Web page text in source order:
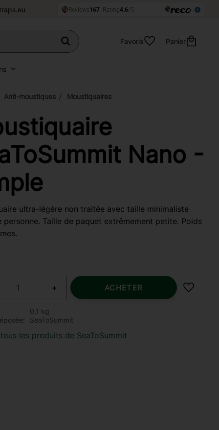
Favoris Panier
Anti-moustiques Moustiquaires
Nano -
ultra-légère non traitée avec taille minimaliste
personne. Taille de paquet extrêmement petite. Poids
+ ACHETER
Ajouter
0,1 kg
SeaToSummit
les produits de SeaToSummit